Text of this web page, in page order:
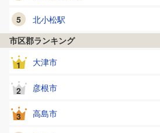
5 北小松駅
市区郡ランキング
1 大津市
2 彦根市
3 高島市